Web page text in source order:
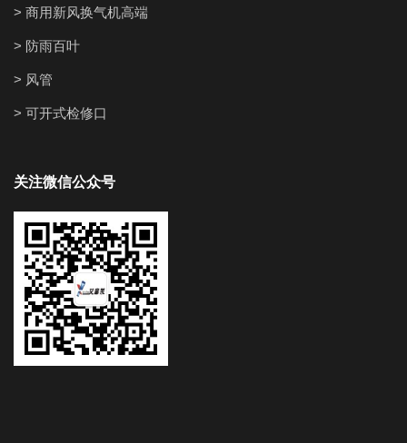
> 商用新风换气机高端
> 防雨百叶
> 风管
> 可开式检修口
关注微信公众号